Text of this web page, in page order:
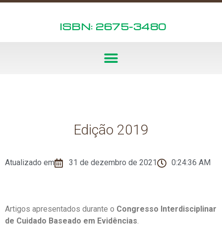
ISBN: 2675-3480
Edição 2019
Atualizado em 31 de dezembro de 2021 0:24:36 AM
Artigos apresentados durante o Congresso Interdisciplinar
de Cuidado Baseado em Evidências.